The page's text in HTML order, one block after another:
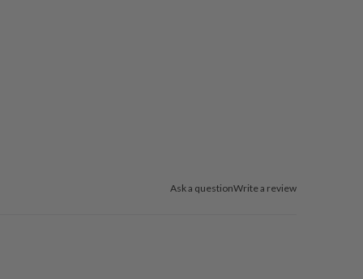
Ask a questionWrite a review